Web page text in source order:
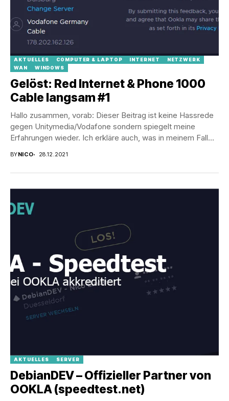
AKTUELLES COMPUTER & LAPTOP INTERNET
NETZWERK
WAN
WINDOWS
Gelöst: Red Internet & Phone 1000
Cable langsam #1
Hallo zusammen, vorab: Dieser Beitrag ist keine Hassrede
gegen Unitymedia/Vodafone sondern spiegelt meine
Erfahrungen wieder. Ich erkläre auch, was in meinem Fall
BYNICO 28.12.2021
AKTUELLES SERVER
DebianDEV – Offizieller Partner von
OOKLA (speedtest.net)